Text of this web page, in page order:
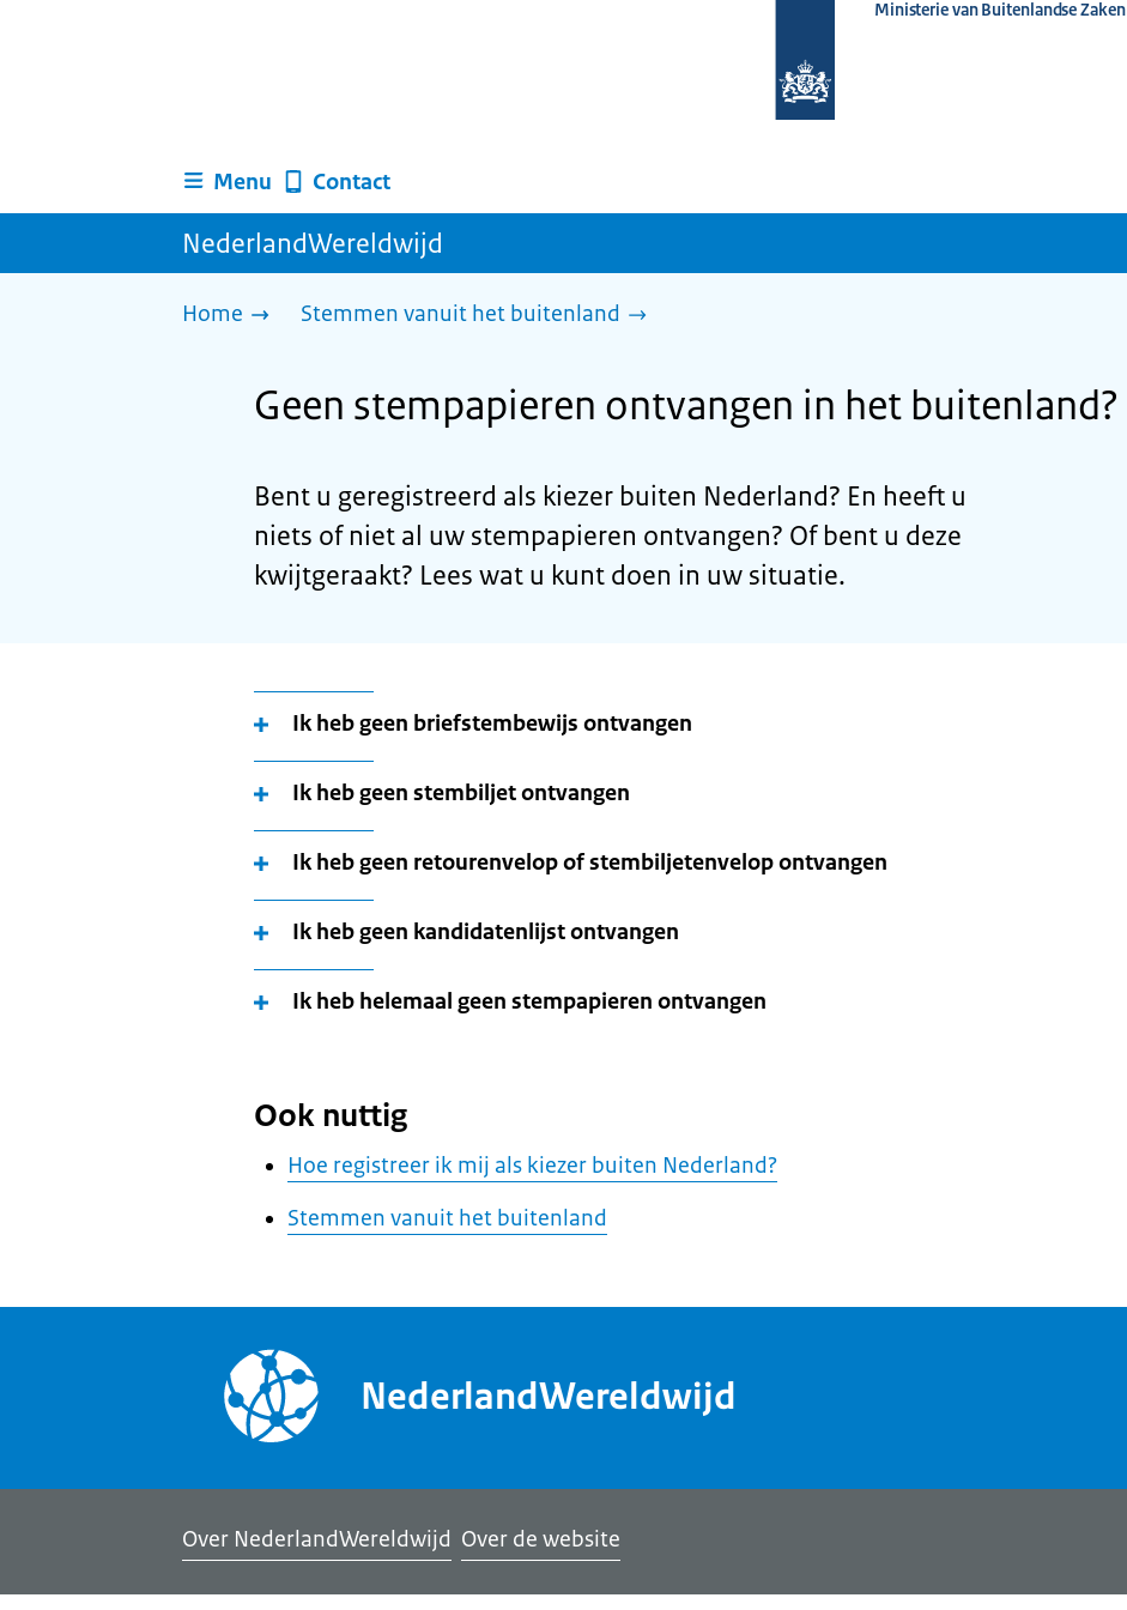
homepage
Ministerie van Buitenlandse Zaken
Menu Contact
NederlandWereldwijd
Home Stemmen vanuit het buitenland
Geen stempapieren ontvangen in het buitenland?
Bent u geregistreerd als kiezer buiten Nederland? En heeft u
niets of niet al uw stempapieren ontvangen? Of bent u deze
kwijtgeraakt? Lees wat u kunt doen in uw situatie.
Ik heb geen briefstembewijs ontvangen
Ik heb geen stembiljet ontvangen
Ik heb geen retourenvelop of stembiljetenvelop ontvangen
Ik heb geen kandidatenlijst ontvangen
Ik heb helemaal geen stempapieren ontvangen
Ook nuttig
Hoe registreer ik mij als kiezer buiten Nederland?
Stemmen vanuit het buitenland
NederlandWereldwijd
Over NederlandWereldwijd Over de website